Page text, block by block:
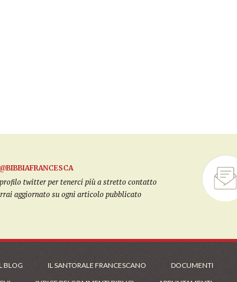
@BIBBIAFRANCESCA
twitter per tenerci più a stretto contatto
aggiornato su ogni articolo pubblicato
BLOG IL SANTORALE FRANCESCANO DOCUMENTI